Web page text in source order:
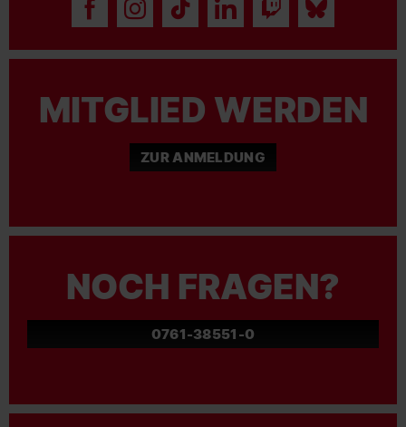
MITGLIED WERDEN
ZUR ANMELDUNG
NOCH FRAGEN?
0761-38551-0